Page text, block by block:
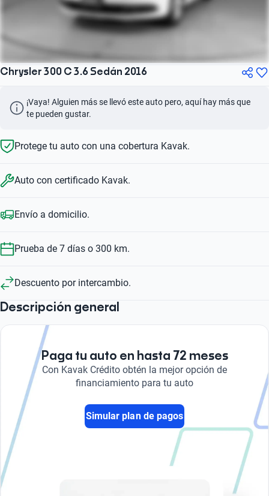
Chrysler 300 C 3.6 Sedán 2016
¡Vaya! Alguien más se llevó este auto pero, aquí hay más que
te pueden gustar.
Protege tu auto con una cobertura Kavak.
Auto con certificado Kavak.
Envío a domicilio.
Prueba de 7 días o 300 km.
Descuento por intercambio.
Descripción general
Paga tu auto en hasta 72 meses
Con Kavak Crédito obtén la mejor opción de
financiamiento para tu auto
Simular plan de pagos